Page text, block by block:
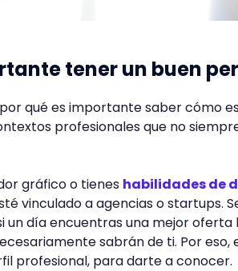
tener un buen
qué es importante saber cómo
profesionales que no
gráfico o tienes habilidades de
vinculado a agencias o startups.
un día encuentras una mejor oferta
sabrán de ti. Por
profesional, para darte a conocer.